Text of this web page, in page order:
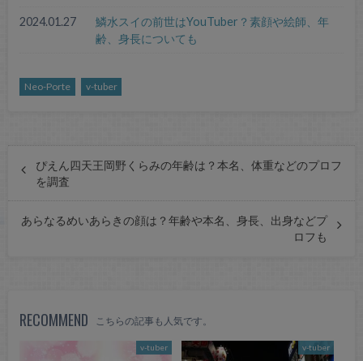
2024.01.27
鱗水スイの前世はYouTuber？素顔や絵師、年
齢、身長についても
Neo-Porte v-tuber
ぴえん四天王岡野くらみの年齢は？本名、体重などのプロフ
を調査
あらなるめいあらきの顔は？年齢や本名、身長、出身などプ
ロフも
RECOMMEND こちらの記事も人気です。
v-tuber v-tuber